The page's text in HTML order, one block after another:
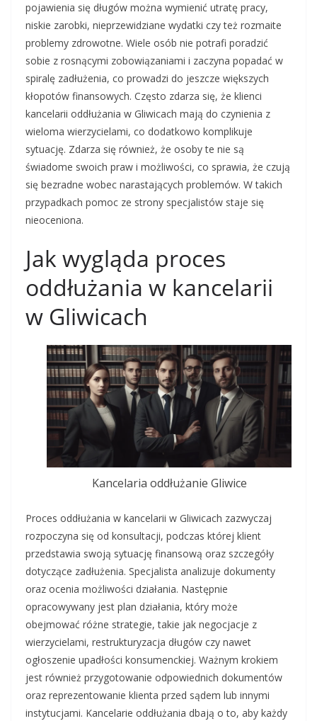
pojawienia się długów można wymienić utratę pracy,
niskie zarobki, nieprzewidziane wydatki czy też rozmaite
problemy zdrowotne. Wiele osób nie potrafi poradzić
sobie z rosnącymi zobowiązaniami i zaczyna popadać w
spiralę zadłużenia, co prowadzi do jeszcze większych
kłopotów finansowych. Często zdarza się, że klienci
kancelarii oddłużania w Gliwicach mają do czynienia z
wieloma wierzycielami, co dodatkowo komplikuje
sytuację. Zdarza się również, że osoby te nie są
świadome swoich praw i możliwości, co sprawia, że czują
się bezradne wobec narastających problemów. W takich
przypadkach pomoc ze strony specjalistów staje się
nieoceniona.
Jak wygląda proces
oddłużania w kancelarii
w Gliwicach
Kancelaria oddłużanie Gliwice
Proces oddłużania w kancelarii w Gliwicach zazwyczaj
rozpoczyna się od konsultacji, podczas której klient
przedstawia swoją sytuację finansową oraz szczegóły
dotyczące zadłużenia. Specjalista analizuje dokumenty
oraz ocenia możliwości działania. Następnie
opracowywany jest plan działania, który może
obejmować różne strategie, takie jak negocjacje z
wierzycielami, restrukturyzacja długów czy nawet
ogłoszenie upadłości konsumenckiej. Ważnym krokiem
jest również przygotowanie odpowiednich dokumentów
oraz reprezentowanie klienta przed sądem lub innymi
instytucjami. Kancelarie oddłużania dbają o to, aby każdy